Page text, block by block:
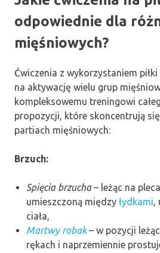
odpowiednie dla
mięśniowych?
Ćwiczenia z wykorzystaniem
na aktywację wielu grup
kompleksowemu treningowi
propozycji, które skoncentrują
partiach mięśniowych:
Brzuch:
Spięcia brzucha– leżąc na
umieszczoną między łydkami,
ciała,
Martwy robak– w pozycji
rękach i naprzemiennie